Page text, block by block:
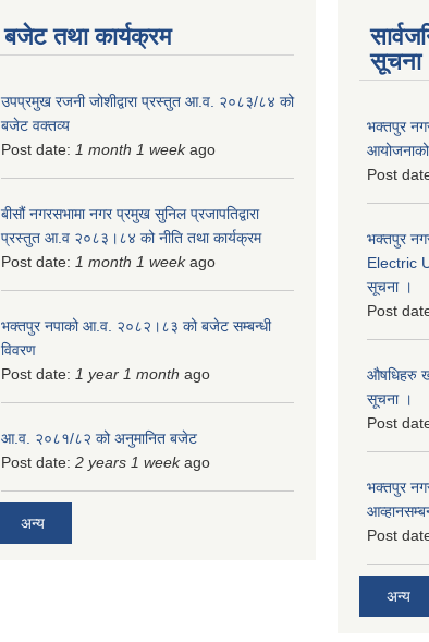
बजेट तथा कार्यक्रम
उपप्रमुख रजनी जोशीद्वारा प्रस्तुत आ.व. २०८३/८४ को
बजेट वक्तव्य
Post date: 1 month 1 weekago
बीसौं नगरसभामा नगर प्रमुख सुनिल प्रजापतिद्वारा
प्रस्तुत आ.व‍ २०८३।८४ को नीति तथा कार्यक्रम
Post date: 1 month 1 weekago
भक्तपुर नपाको आ.व. २०८२।८३ को बजेट सम्बन्धी
विवरण
Post date: 1 year 1 month ago
आ.व. २०८१/८२ को अनुमानित बजेट
Post date: 2 years 1 weekago
अन्य
सूचना
भक्तपुर
Post
भक्तपुर
Electric
सूचना ।
Post
औषधिहरु
सूचना ।
Post
भक्तपुर
Post
अन्य